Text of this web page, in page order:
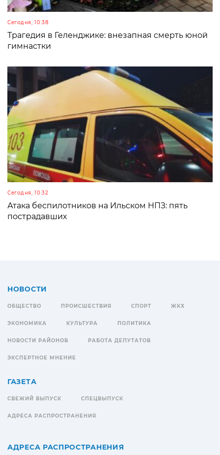
Сегодня, 10:38
Трагедия в Геленджике: внезапная смерть юной
гимнастки
Сегодня, 10:32
Атака беспилотников на Ильском НПЗ: пять
пострадавших
НОВОСТИ
ОБЩЕСТВО ПРОИСШЕСТВИЯ СПОРТ ЖКХ
ЭКОНОМИКА КУЛЬТУРА ПОЛИТИКА
НОВОСТИ РАЙОНОВ РАБОТА ДЕПУТАТОВ
ЭКСПЕРТНОЕ МНЕНИЕ
ГАЗЕТА
СВЕЖИЙ ВЫПУСК СПЕЦВЫПУСК
АДРЕСА РАСПРОСТРАНЕНИЯ
АДРЕСА РАСПРОСТРАНЕНИЯ